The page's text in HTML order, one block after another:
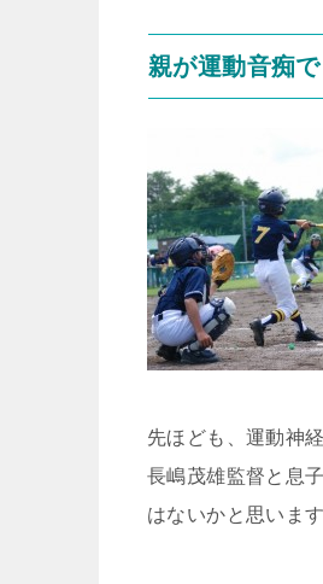
親が運動音痴
先ほども、運動神
長嶋茂雄監督と息
はないかと思います